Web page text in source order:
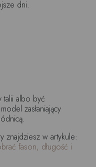
dni.
talii albo być
zasłaniający
znajdziesz w artykule:
fason, długość i